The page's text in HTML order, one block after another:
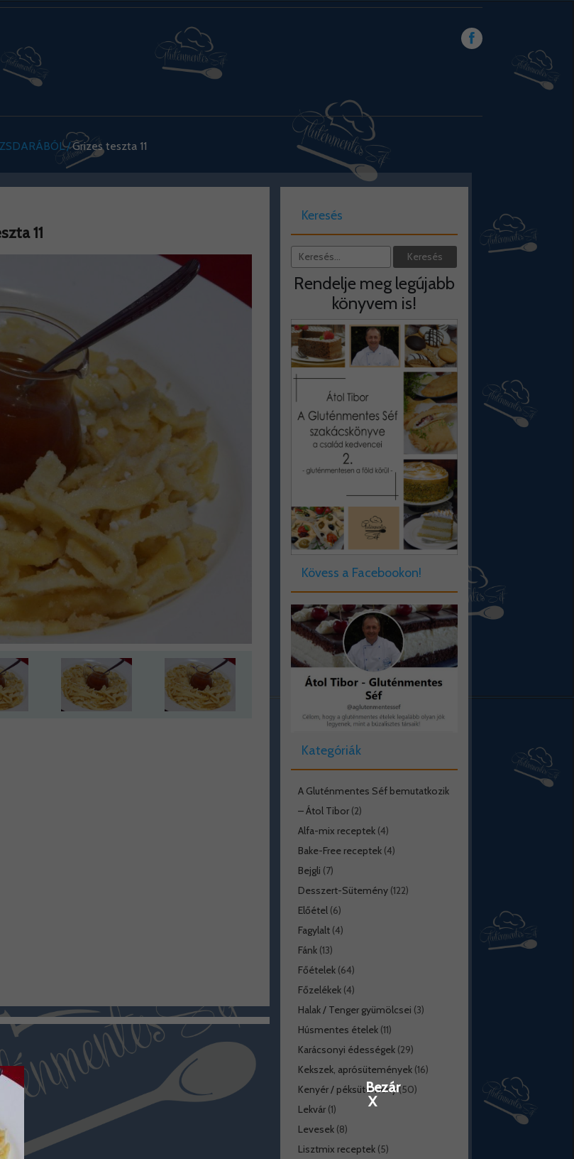
Grizes teszta 11
11
Keresés
Rendelje meg legújabb
könyvem is!
Kövess a Facebookon!
Kategóriák
A Gluténmentes Séf bemutatkozik
– Átol Tibor(2)
Alfa-mix receptek(4)
Bake-Free receptek(4)
Bejgli (7)
Desszert-Sütemény(122)
Előétel(6)
Fagylalt(4)
Fánk(13)
Főételek(64)
Főzelékek(4)
Halak / Tenger gyümölcsei (3)
Húsmentes ételek(11)
Karácsonyi édességek(29)
Kekszek, aprósütemények(16)
Kenyér / péksütemény(50)
Lekvár(1)
Levesek(8)
Lisztmix receptek(5)
Bezár
X